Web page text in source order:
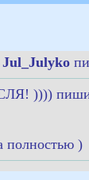
Jul_Julyko
))))
полностью )